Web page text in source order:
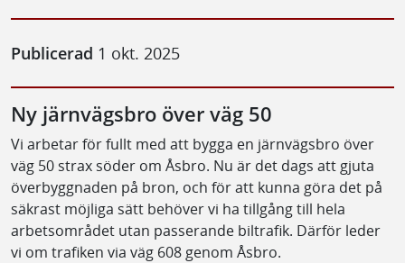
Publicerad 1 okt. 2025
Ny järnvägsbro över väg 50
Vi arbetar för fullt med att bygga en järnvägsbro över
väg 50 strax söder om Åsbro. Nu är det dags att gjuta
överbyggnaden på bron, och för att kunna göra det på
säkrast möjliga sätt behöver vi ha tillgång till hela
arbetsområdet utan passerande biltrafik. Därför leder
vi om trafiken via väg 608 genom Åsbro.